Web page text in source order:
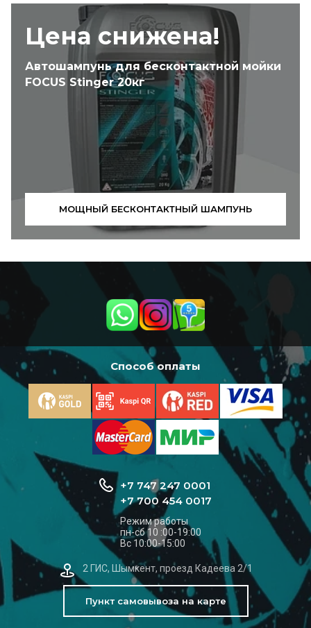
Цена снижена!
Автошампунь для бесконтактной мойки
FOCUS Stinger 20кг
МОЩНЫЙ БЕСКОНТАКТНЫЙ ШАМПУНЬ
Способ оплаты
+7 747 247 0001
+7 700 454 0017
Режим работы
пн-сб 10 :00-19:00
Вс 10:00-15:00
2 ГИС, Шымкент, проезд Кадеева 2/1
Пункт самовывоза на карте